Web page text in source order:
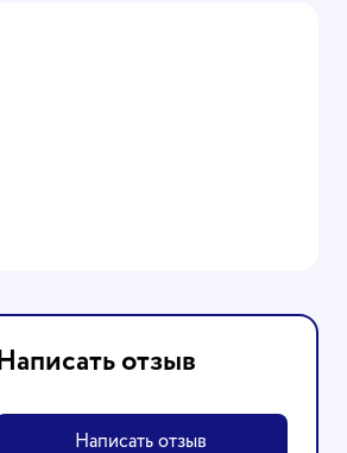
Написать отзыв
Написать отзыв